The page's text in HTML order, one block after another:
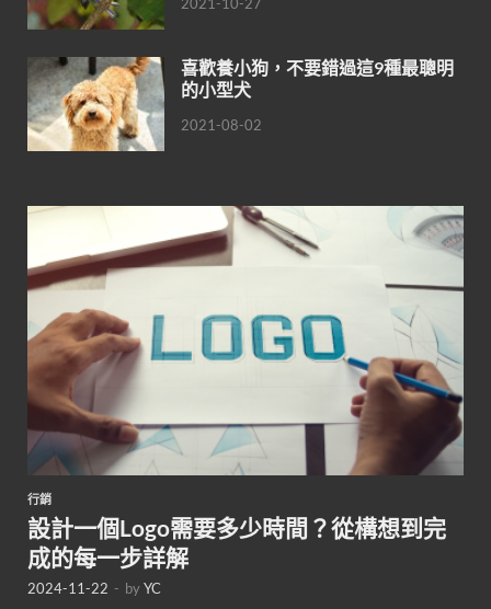
喜歡養小狗，不要錯過這9種最聰明
的小型犬
2021-08-02
行銷
設計一個Logo需要多少時間？從構想到完
成的每一步詳解
2024-11-22 - byYC